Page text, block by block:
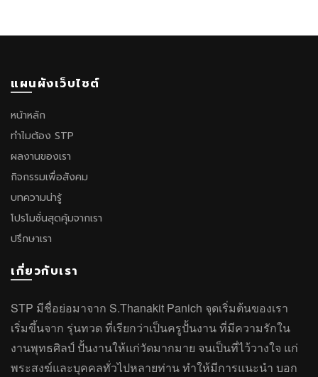
แผนผังเว็บไซต์
หน้าหลัก
ทำไมต้อง STP
ผลงานของเรา
กิจกรรมเพื่อสังคม
บทความน่ารู้
โปรโมชั่นสุดคุ้มจากเรา
ปรึกษาเรา
เกี่ยวกับเรา
STP มีชื่อย่อมาจาก S.Thanakit Panich จุดเริ่มต้นของเรา
เริ่มขึ้นจาก รุ่นทวด ที่เรียกว่าเป็นครูปั้นงาน ที่มีความรักใน
งานพุทธศิลป์ ปั้นงานให้แก่วัดมากมาย จนเป็นที่ไว้วางใจ แก่
พระสงฆ์และบุคคลทั่วไปหลายท่าน ทำให้มีการแนะนำ บอก